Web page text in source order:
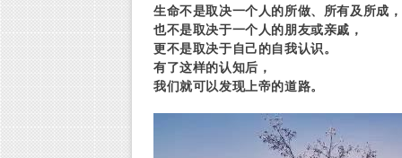
生命不是取决一个人的所做、所有及所成，
也不是取决于一个人的朋友或亲戚，
更不是取决于自己的自我认识。
有了这样的认知后，
我们就可以发现上帝的道路。